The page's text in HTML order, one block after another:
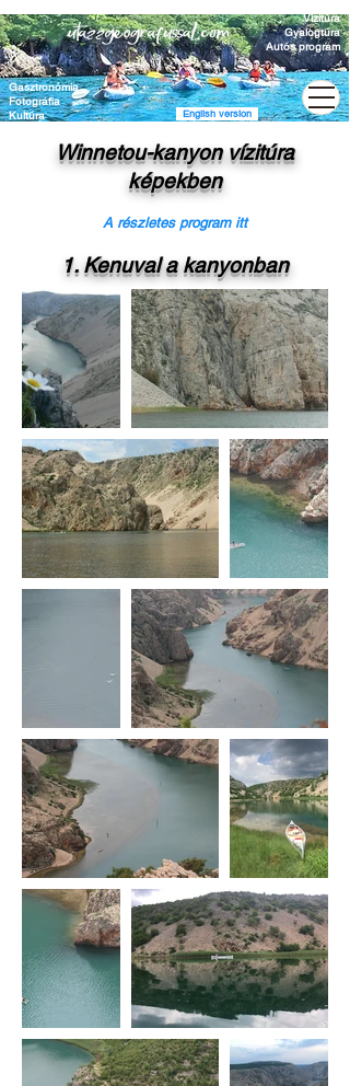
Gasztronómia
Fotográfia
Kultúra
English version
Vízitúra
Gyalogtúra
Autós program
Winnetou-kanyon vízitúra
képekben
A részletes program itt
1. Kenuval a kanyonban